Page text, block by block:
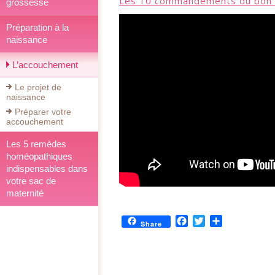
grossesse
Préparation à la
naissance
L’accouchement
Le projet de
naissance
Préparer votre
accouchement
Les 5 remèdes
homéopathiques
indispensables dans
votre sac de
maternité
Share Facebook
Twitter